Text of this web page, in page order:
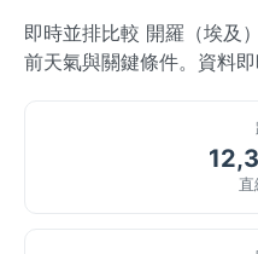
即時並排比較 開羅（埃及
前天氣與關鍵條件。資料即